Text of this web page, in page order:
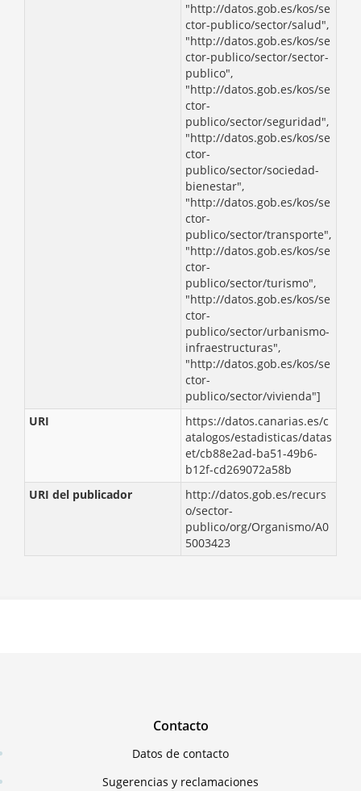
"http://datos.gob.es/kos/se
ctor-publico/sector/salud",
"http://datos.gob.es/kos/se
ctor-publico/sector/sector-
publico",
"http://datos.gob.es/kos/se
ctor-
publico/sector/seguridad",
"http://datos.gob.es/kos/se
ctor-
publico/sector/sociedad-
bienestar",
"http://datos.gob.es/kos/se
ctor-
publico/sector/transporte",
"http://datos.gob.es/kos/se
ctor-
publico/sector/turismo",
"http://datos.gob.es/kos/se
ctor-
publico/sector/urbanismo-
infraestructuras",
"http://datos.gob.es/kos/se
ctor-
publico/sector/vivienda"]
URI
https://datos.canarias.es/c
atalogos/estadisticas/datas
et/cb88e2ad-ba51-49b6-
b12f-cd269072a58b
URI del publicador
http://datos.gob.es/recurs
o/sector-
publico/org/Organismo/A0
5003423
Contacto
Datos de contacto
Sugerencias y reclamaciones